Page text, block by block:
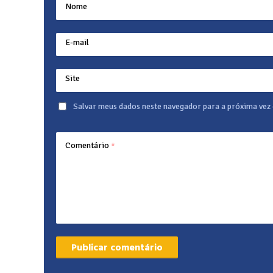
Nome
E-mail
Site
Salvar meus dados neste navegador para a próxima
Comentário *